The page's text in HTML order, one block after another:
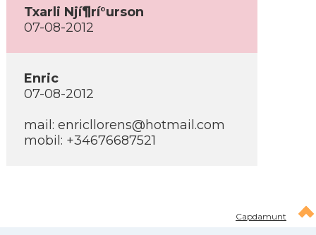
Txarli Njí¶rí°urson
07-08-2012
Enric
07-08-2012
mail: enricllorens@hotmail.com
mobil: +34676687521
Capdamunt